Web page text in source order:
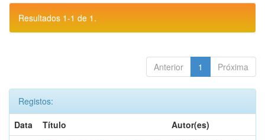
Resultados 1-1 de 1.
Anterior 1 Próxima
Registos:
Data
Título
Autor(es)